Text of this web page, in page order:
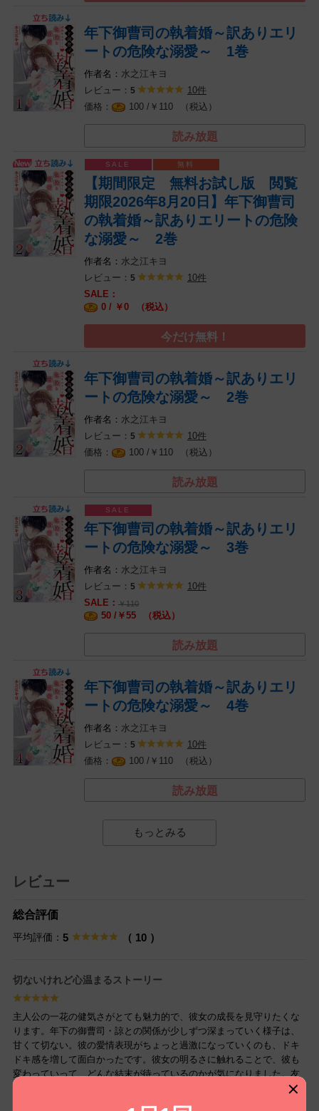
年下御曹司の執着婚～訳ありエリ
ートの危険な溺愛～ 1巻
水之江キヨ
レビュー： 5
10件
100 /￥ 110 （税込）
読み放題
【期間限定 無料お試し版 閲覧
期限2026年8月20日】年下御曹司
の執着婚～訳ありエリートの危険
な溺愛～ 2巻
水之江キヨ
レビュー： 5 10件
0 / ￥0 （税込）
今だけ無料！
年下御曹司の執着婚～訳ありエリ
ートの危険な溺愛～ 2巻
水之江キヨ
レビュー： 5
10件
100 /￥ 110 （税込）
読み放題
年下御曹司の執着婚～訳ありエリ
ートの危険な溺愛～ 3巻
水之江キヨ
レビュー： 5 10件
￥110
50 /￥55 （税込）
読み放題
年下御曹司の執着婚～訳ありエリ
ートの危険な溺愛～ 4巻
水之江キヨ
レビュー： 5
10件
100 /￥ 110 （税込）
読み放題
もっとみる
レビュー
総合評価
平均評価： 5 （ 10 ）
切ないけれど心温まるストーリー
主人公の一花の健気さがとても魅力的で、彼女の成長を見守りたくな
ります。年下の御曹司・諒との関係が少しずつ深まっていく様子は、
甘くて切ない。彼の愛情表現がちょっと過激になっていくのも、ドキ
ドキ感を増して面白かったです。彼女の明るさに触れることで、彼も
変わっていって、どんな結末が待っているのかが気になりました。友
人と語り合いたくなる素敵な作品でした！